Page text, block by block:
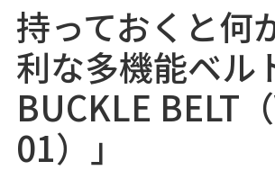
持っておくと何
利な多機能ベル
BUCKLE BELT
01）」